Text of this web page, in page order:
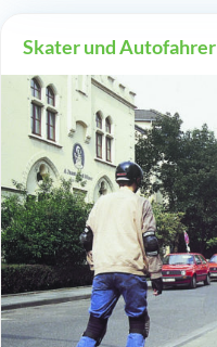
Skater und Autofahrer